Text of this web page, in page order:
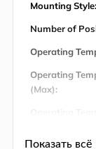
Mounting Style:
Number of
Operating
Operating
(Max):